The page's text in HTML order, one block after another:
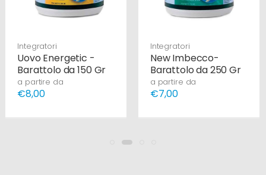
Integratori
Uovo Energetic -
Barattolo da 150 Gr
a partire da
€8,00
Integratori
New Imbecco-
Barattolo da 250 Gr
a partire da
€7,00